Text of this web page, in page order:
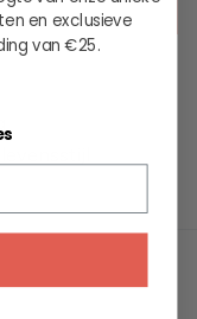
en exclusieve
van €25.